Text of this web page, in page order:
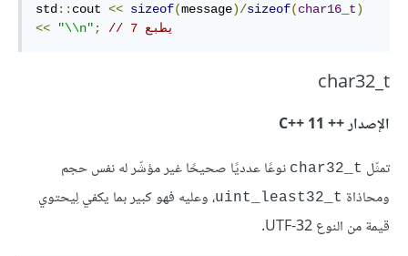
std :: cout << sizeof(message)/sizeof(char16_t)
<<
"\\n" ; // 7 يطبع
char32_t
الإصدار ++ C++‎ 11
تمثّل char32_t نوعًا عدديًا صحيحًا غير مؤشّر له نفس حجم
ومحاذاة ‎uint_least32_t‎، وعليه فهو كبير بما يكفي لِيحتوي
قيمة من النوع UTF-32.